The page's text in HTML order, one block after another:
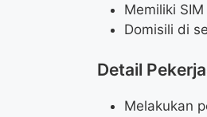
Memiliki
Domisili di
Detail
Melakukan